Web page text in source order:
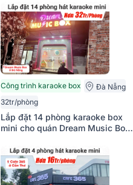
6500)
Công trình karaoke box
Đà Nẵng
32tr/phòng
Lắp đặt 14 phòng karaoke box
mini cho quán Dream Music Box
Bksound DKA550, Việt KTV
AIO23)